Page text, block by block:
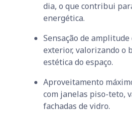
dia, o que contribui
energética.
Sensação de amplitude
exterior, valorizando o
estética do espaço.
Aproveitamento
com janelas piso-teto,
fachadas de vidro.